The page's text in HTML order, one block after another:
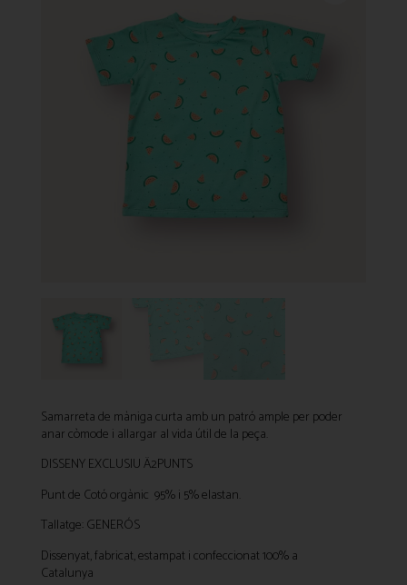
Samarreta de màniga curta amb un patró ample per poder
anar còmode i allargar al vida útil de la peça.
DISSENY EXCLUSIU Ä2PUNTS
Punt de Cotó orgànic 95% i 5% elastan.
Tallatge: GENERÓS
Dissenyat, fabricat, estampat i confeccionat 100% a
Catalunya